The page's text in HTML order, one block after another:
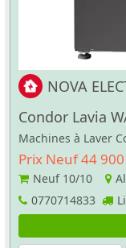
NOVA
Condor Lavia
Machines à Laver
Prix Neuf 44
Neuf 10/10
0770714833